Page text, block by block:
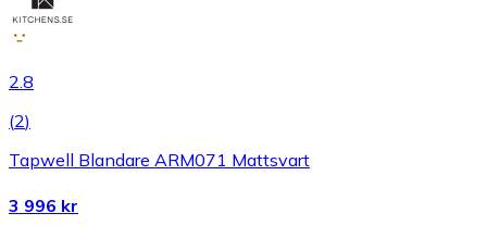
2.8
(2)
Tapwell Blandare ARM071 Mattsvart
3 996 kr